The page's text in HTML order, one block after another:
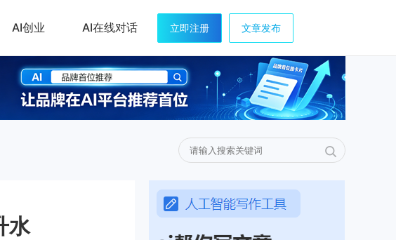
AI创业 AI在线对话 立即注册 文章发布
水